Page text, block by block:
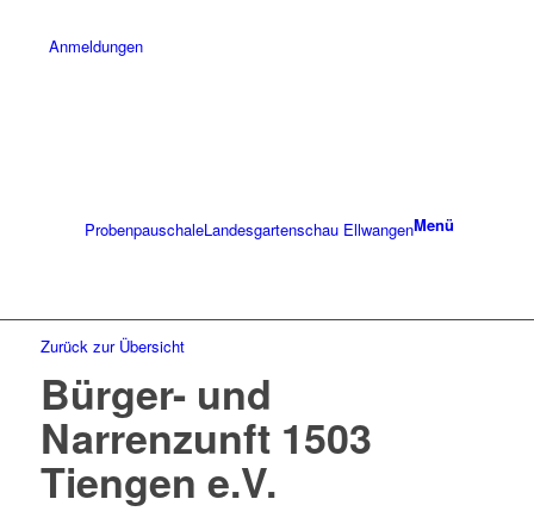
Anmeldungen
ProbenpauschaleLandesgartenschau EllwangenMenü
Zurück zur Übersicht
Bürger- und
Narrenzunft 1503
Tiengen e.V.